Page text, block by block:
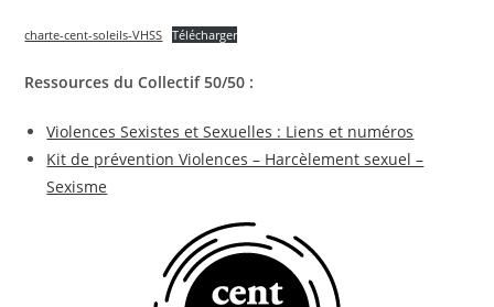
charte-cent-soleils-VHSS Télécharger
Ressources du Collectif 50/50 :
Violences Sexistes et Sexuelles : Liens et numéros
Kit de prévention Violences – Harcèlement sexuel –
Sexisme